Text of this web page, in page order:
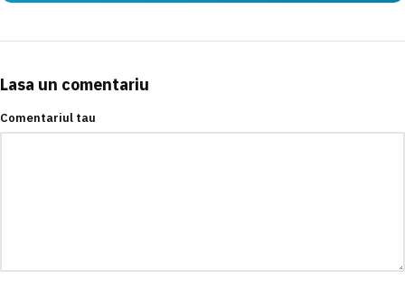
Lasa un comentariu
Comentariul tau